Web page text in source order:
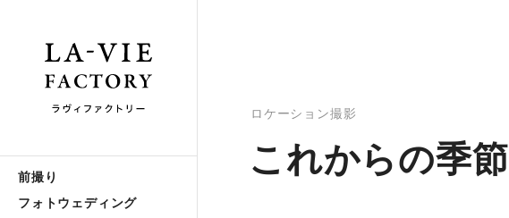
前撮り
フォトウェディング
ロケーション撮影
これからの季節